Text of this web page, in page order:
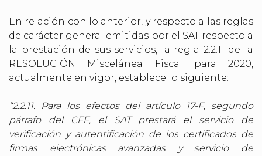
En relación con lo anterior, y respecto a las reglas
de carácter general emitidas por el SAT respecto a
la prestación de sus servicios, la regla 2.2.11 de la
RESOLUCIÓN Miscelánea Fiscal para 2020,
actualmente en vigor, establece lo siguiente:
“2.2.11. Para los efectos del artículo 17-F, segundo
párrafo del CFF, el SAT prestará el servicio de
verificación y autentificación de los certificados de
firmas electrónicas avanzadas y servicio de